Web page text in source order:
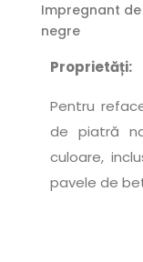
Impregnant
negre
Proprietăți:
Pentru
de piatră
culoare,
pavele de